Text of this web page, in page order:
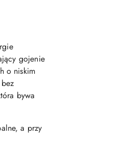
gojenie
o niskim
bywa
a przy